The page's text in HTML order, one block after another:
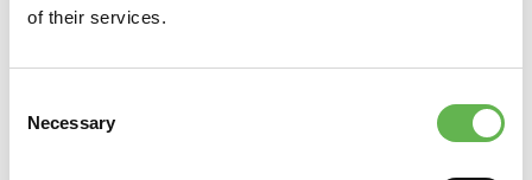
of their services.
Selection
Necessary
Indirizzo sede legale (Via, Cap, Città, Provincia)